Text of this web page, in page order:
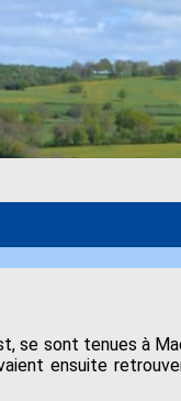
se sont tenues à
ensuite